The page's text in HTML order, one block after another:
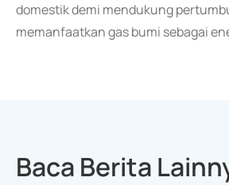
domestik demi mendukung
memanfaatkan gas bumi sebagai
Baca Berita